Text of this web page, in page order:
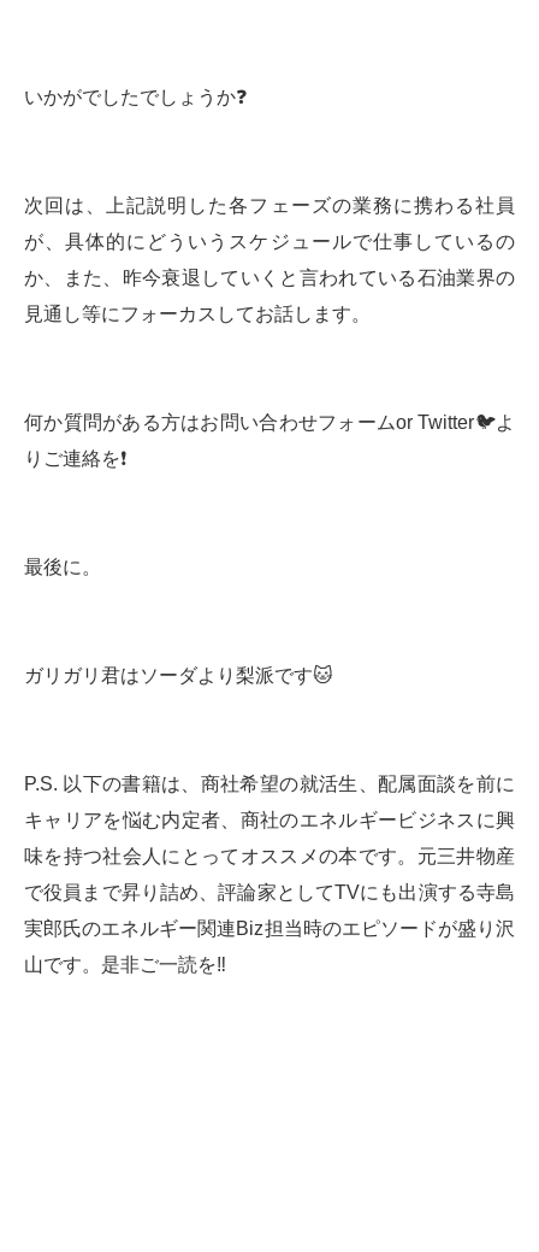
いかがでしたでしょうか❓
次回は、上記説明した各フェーズの業務に携わる社員
が、具体的にどういうスケジュールで仕事しているの
か、また、昨今衰退していくと言われている石油業界の
見通し等にフォーカスしてお話します。
何か質問がある方はお問い合わせフォームor Twitter🐦よ
りご連絡を❗️
最後に。
ガリガリ君はソーダより梨派です🐱
P.S. 以下の書籍は、商社希望の就活生、配属面談を前に
キャリアを悩む内定者、商社のエネルギービジネスに興
味を持つ社会人にとってオススメの本です。元三井物産
で役員まで昇り詰め、評論家としてTVにも出演する寺島
実郎氏のエネルギー関連Biz担当時のエピソードが盛り沢
山です。是非ご一読を‼️